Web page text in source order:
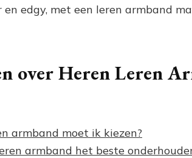
edgy, met een leren armband
over Heren Leren
armband moet ik kiezen?
armband het beste